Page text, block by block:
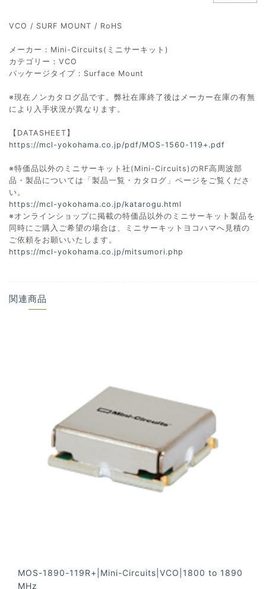
VCO / SURF MOUNT / RoHS
メーカー：Mini-Circuits(ミニサーキット)
カテゴリー：VCO
パッケージタイプ：Surface Mount
※現在ノンカタログ品です。弊社在庫終了後はメーカー在庫の有無
により入手状況が異なります。
【DATASHEET】
https://mcl-yokohama.co.jp/pdf/MOS-1560-119+.pdf
※特価品以外のミニサーキット社(Mini-Circuits)のRF高周波部
品・製品については「製品一覧・カタログ」ページをご覧くださ
い。
https://mcl-yokohama.co.jp/katarogu.html
※オンラインショップに掲載の特価品以外のミニサーキット製品を
同時にご購入ご希望の場合は、ミニサーキットヨコハマへ見積の
ご依頼をお願いいたします。
https://mcl-yokohama.co.jp/mitsumori.php
関連商品
MOS-1890-119R+|Mini-Circuits|VCO|1800 to 1890
MHz